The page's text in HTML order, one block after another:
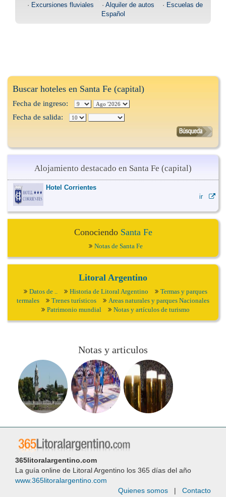
· Excursiones fluviales · Alquiler de autos · Escuelas de
Español
Buscar hoteles en Santa Fe (capital)
Fecha de ingreso:
Fecha de salida:
Alojamiento destacado en Santa Fe (capital)
Hotel Corrientes
ir
Conociendo Santa Fe
Notas de Santa Fe
Litoral Argentino
Datos de .. Historia de Litoral Argentino
Termas y parques
termales
Trenes turísticos
Areas naturales y parques Nacionales
Patrimonio mundial
Notas y artículos de turismo
Notas y articulos
365litoralargentino.com
La guía online de Litoral Argentino los 365 días del año
www.365litoralargentino.com
Quienes somos | Contacto